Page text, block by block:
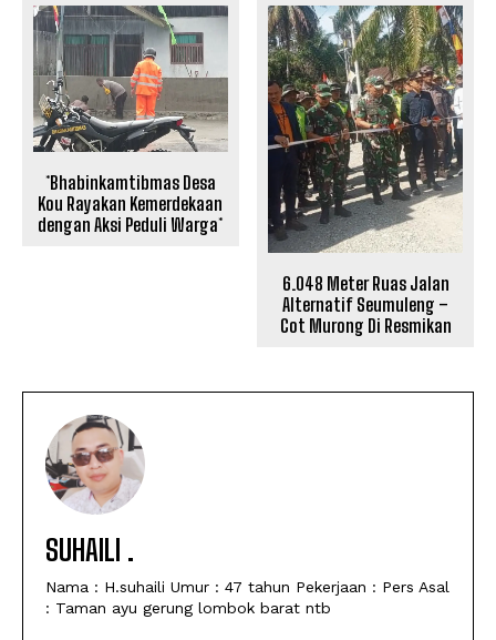
*Bhabinkamtibmas Desa
Kou Rayakan Kemerdekaan
dengan Aksi Peduli Warga*
6.048 Meter Ruas Jalan
Alternatif Seumuleng –
Cot Murong Di Resmikan
SUHAILI .
Nama : H.suhaili Umur : 47 tahun Pekerjaan : Pers Asal
: Taman ayu gerung lombok barat ntb